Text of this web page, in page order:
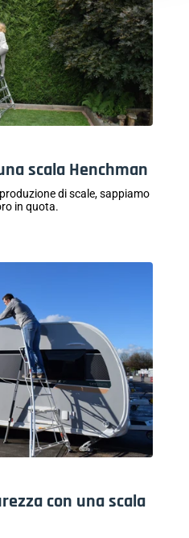
scala Henchman
di scale, sappiamo
in quota.
con una scala